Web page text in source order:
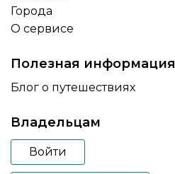
Города
О сервисе
Полезная информация
Блог о путешествиях
Владельцам
Войти